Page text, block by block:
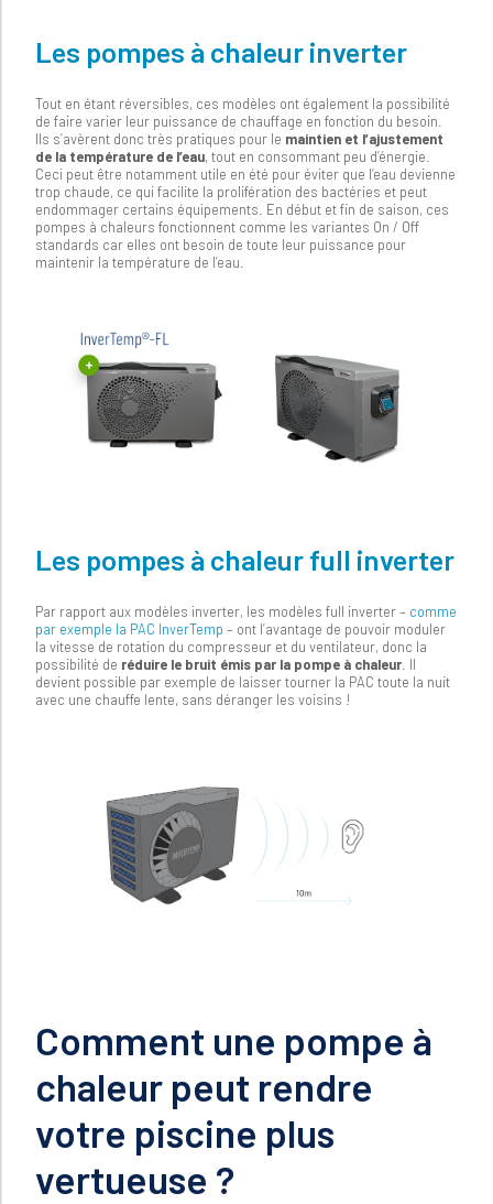
Les pompes à chaleur inverter
Tout en étant réversibles, ces modèles ont également la possibilité
de faire varier leur puissance de chauffage en fonction du besoin.
Ils s’avèrent donc très pratiques pour le maintien et l’ajustement
de la température de l’eau, tout en consommant peu d’énergie.
Ceci peut être notamment utile en été pour éviter que l’eau devienne
trop chaude, ce qui facilite la prolifération des bactéries et peut
endommager certains équipements. En début et fin de saison, ces
pompes à chaleurs fonctionnent comme les variantes On / Off
standards car elles ont besoin de toute leur puissance pour
maintenir la température de l’eau.
Les pompes à chaleur full inverter
Par rapport aux modèles inverter, les modèles full inverter – comme
par exemple la PAC InverTemp – ont l’avantage de pouvoir moduler
la vitesse de rotation du compresseur et du ventilateur, donc la
possibilité de réduire le bruit émis par la pompe à chaleur . Il
devient possible par exemple de laisser tourner la PAC toute la nuit
avec une chauffe lente, sans déranger les voisins !
Comment une pompe à
chaleur peut rendre
votre piscine plus
vertueuse ?